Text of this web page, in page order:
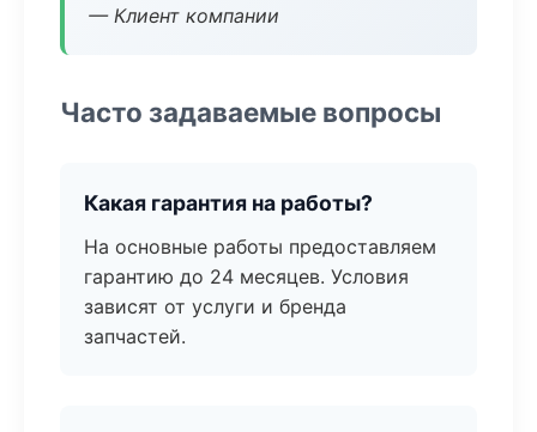
— Клиент компании
Часто задаваемые вопросы
Какая гарантия на работы?
На основные работы предоставляем
гарантию до 24 месяцев. Условия
зависят от услуги и бренда
запчастей.